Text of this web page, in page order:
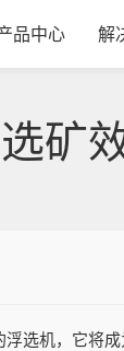
品中心 解
矿效
选机，它将